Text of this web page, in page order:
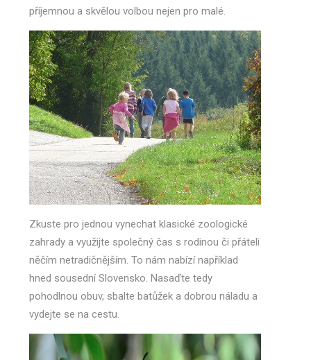
příjemnou a skvělou volbou nejen pro malé.
Zkuste pro jednou vynechat klasické zoologické
zahrady a využijte společný čas s rodinou či přáteli
něčím netradičnějším. To nám nabízí například
hned sousední Slovensko. Nasaďte tedy
pohodlnou obuv, sbalte batůžek a dobrou náladu a
vydejte se na cestu.